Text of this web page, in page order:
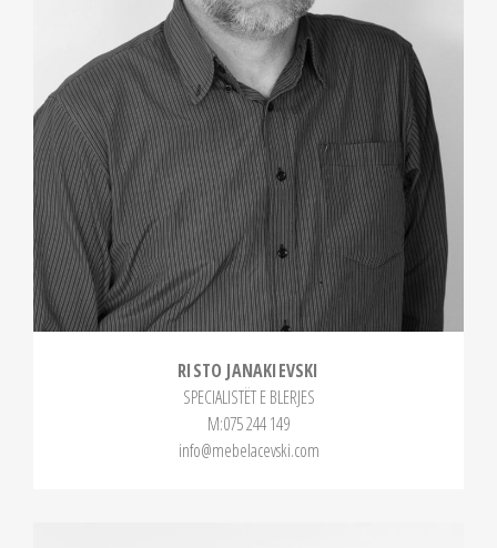
RISTO JANAKIEVSKI
SPECIALISTËT E BLERJES
М:075 244 149
info@mebelacevski.com